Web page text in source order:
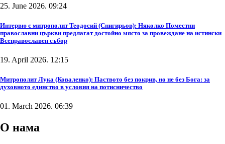
25. June 2026. 09:24
Интервю с митрополит Теодосий (Снигирьов): Няколко Поместни
православни църкви предлагат достойно място за провеждане на истински
Всеправославен събор
19. April 2026. 12:15
Митрополит Лука (Коваленко): Паството без покрив, но не без Бога: за
духовното единство в условия на потисничество
01. March 2026. 06:39
О нама